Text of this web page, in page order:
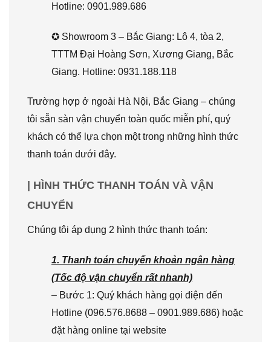
Hotline: 0901.989.686
✪ Showroom 3 – Bắc Giang: Lô 4, tòa 2,
TTTM Đại Hoàng Sơn, Xương Giang, Bắc
Giang. Hotline: 0931.188.118
Trường hợp ở ngoài Hà Nội, Bắc Giang – chúng
tôi sẵn sàn vận chuyển toàn quốc miễn phí, quý
khách có thể lựa chọn một trong những hình thức
thanh toán dưới đây.
| HÌNH THỨC THANH TOÁN VÀ VẬN
CHUYỂN
Chúng tôi áp dụng 2 hình thức thanh toán:
1. Thanh toán chuyển khoản ngân hàng
(Tốc độ vận chuyển rất nhanh)
– Bước 1: Quý khách hàng gọi điện đến
Hotline (096.576.8688 – 0901.989.686) hoặc
đặt hàng online tại website